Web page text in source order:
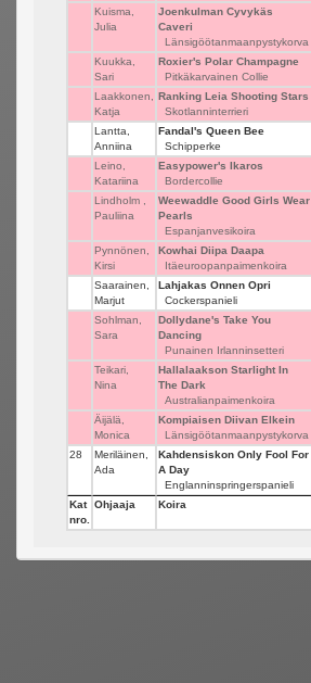
Kuisma,
Julia
Joenkulman Cyvykäs
Caveri
Länsigöötanmaanpystykorva
Kuukka,
Sari
Roxier's Polar Champagne
Pitkäkarvainen Collie
Laakkonen,
Katja
Ranking Leia Shooting Stars
Skotlanninterrieri
Lantta,
Anniina
Fandal's Queen Bee
Schipperke
Leino,
Katariina
Easypower's Ikaros
Bordercollie
Lindholm ,
Pauliina
Weewaddle Good Girls Wear
Pearls
Espanjanvesikoira
Pynnönen,
Kirsi
Kowhai Diipa Daapa
Itäeuroopanpaimenkoira
Saarainen,
Marjut
Lahjakas Onnen Opri
Cockerspanieli
Sohlman,
Sara
Dollydane's Take You
Dancing
Punainen Irlanninsetteri
Teikari,
Nina
Hallalaakson Starlight In
The Dark
Australianpaimenkoira
Äijälä,
Monica
Kompiaisen Diivan Elkein
Länsigöötanmaanpystykorva
28
Meriläinen,
Ada
Kahdensiskon Only Fool For
A Day
Englanninspringerspanieli
Kat
nro.
Ohjaaja Koira